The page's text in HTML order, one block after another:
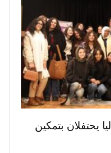
يحتفلان بتمكين